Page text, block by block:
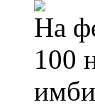
На
100